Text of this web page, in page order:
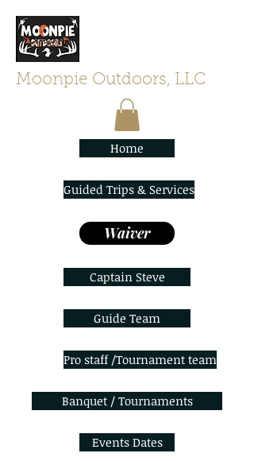
Moonpie Outdoors, LLC
Home
Guided Trips & Services
Waiver
Captain Steve
Guide Team
Pro staff /Tournament team
Banquet / Tournaments
Events Dates